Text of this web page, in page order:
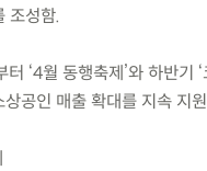
조성함.
‘4월 동행축제’와 하반기
공인 매출 확대를 지속 지